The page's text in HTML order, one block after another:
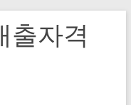
출자격